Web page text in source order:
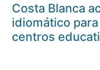
Costa Blanca
idiomático
centros